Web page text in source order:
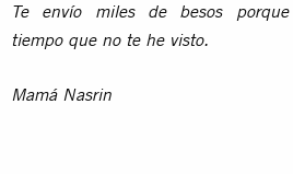
Te envío miles de besos porque
tiempo que no te he visto.
Mamá Nasrin